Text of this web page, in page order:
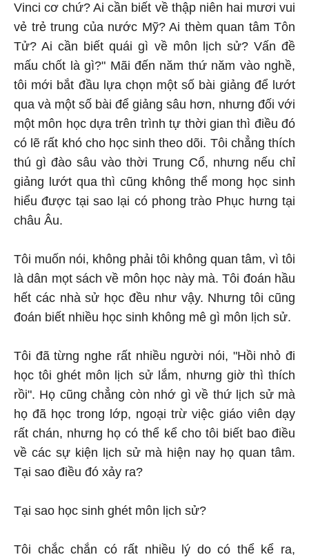
Vinci cơ chứ? Ai cần biết về thập niên hai mươi vui
vẻ trẻ trung của nước Mỹ? Ai thèm quan tâm Tôn
Tử? Ai cần biết quái gì về môn lịch sử? Vấn đề
mấu chốt là gì?" Mãi đến năm thứ năm vào nghề,
tôi mới bắt đầu lựa chọn một số bài giảng để lướt
qua và một số bài để giảng sâu hơn, nhưng đối với
một môn học dựa trên trình tự thời gian thì điều đó
có lẽ rất khó cho học sinh theo dõi. Tôi chẳng thích
thú gì đào sâu vào thời Trung Cổ, nhưng nếu chỉ
giảng lướt qua thì cũng không thể mong học sinh
hiểu được tại sao lại có phong trào Phục hưng tại
châu Âu.
Tôi muốn nói, không phải tôi không quan tâm, vì tôi
là dân mọt sách về môn học này mà. Tôi đoán hầu
hết các nhà sử học đều như vậy. Nhưng tôi cũng
đoán biết nhiều học sinh không mê gì môn lịch sử.
Tôi đã từng nghe rất nhiều người nói, "Hồi nhỏ đi
học tôi ghét môn lịch sử lắm, nhưng giờ thì thích
rồi". Họ cũng chẳng còn nhớ gì về thứ lịch sử mà
họ đã học trong lớp, ngoại trừ việc giáo viên dạy
rất chán, nhưng họ có thể kể cho tôi biết bao điều
về các sự kiện lịch sử mà hiện nay họ quan tâm.
Tại sao điều đó xảy ra?
Tại sao học sinh ghét môn lịch sử?
Tôi chắc chắn có rất nhiều lý do có thể kể ra,